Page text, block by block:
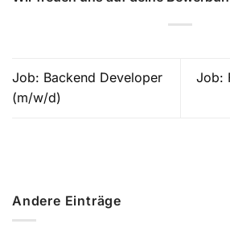
Job: Backend Developer
(m/w/d)
Job:
Andere Einträge